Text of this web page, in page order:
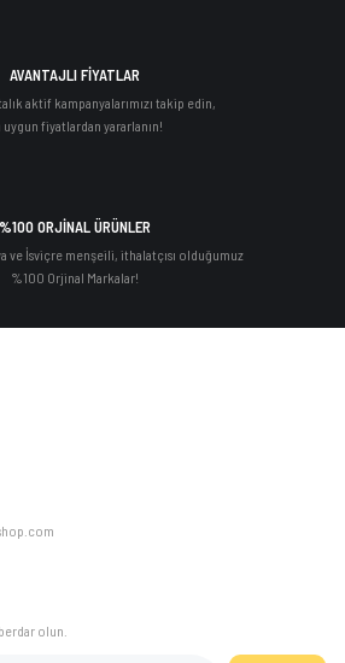
AVANTAJLI FİYATLAR
aktif kampanyalarımızı takip edin,
uygun fiyatlardan yararlanın!
%100 ORJİNAL ÜRÜNLER
ve İsviçre menşeili, ithalatçısı olduğumuz
%100 Orjinal Markalar!
olun.